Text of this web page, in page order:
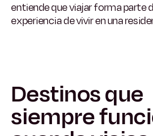
entiende que viajar forma parte
experiencia de vivir en una
Destinos que
siempre